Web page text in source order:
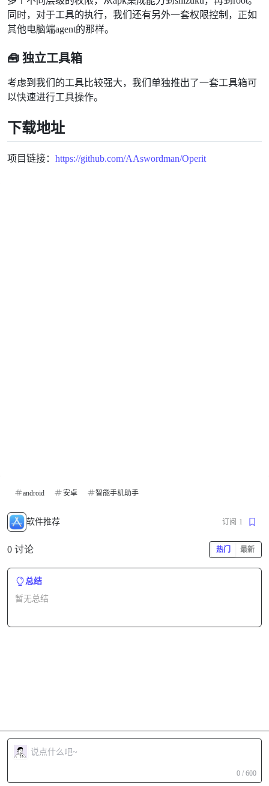
同时，对于工具的执行，我们还有另外一套权限控制，正如
其他电脑端agent的那样。
🧰 独立工具箱
考虑到我们的工具比较强大，我们单独推出了一套工具箱可
以快速进行工具操作。
下载地址
项目链接： https://github.com/AAswordman/Operit
android 安卓 智能手机助手
软件推荐 订阅 1
0 讨论 热门 最新
总结
暂无总结
0 / 600